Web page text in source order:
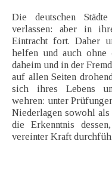
Die deutschen
verlassen: aber in
Eintracht fort. Daher
helfen und auch ohne
daheim und in der
auf allen Seiten
sich ihres Lebens
wehren: unter
Niederlagen sowohl
die Erkenntnis
vereinter Kraft